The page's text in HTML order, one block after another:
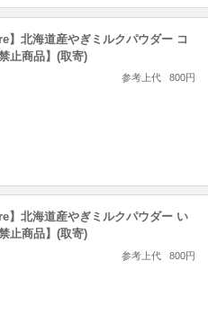
】北海道産やぎミルクパウダー コ
止商品】(取寄)
参考上代 800円
】北海道産やぎミルクパウダー い
止商品】(取寄)
参考上代 800円